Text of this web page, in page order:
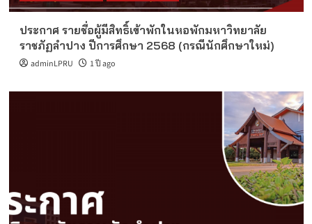
ประกาศ รายชื่อผู้มีสิทธิ์เข้าพักในหอพักมหาวิทยาลัย
ราชภัฏลำปาง ปีการศึกษา 2568 (กรณีนักศึกษาใหม่)
adminLPRU 1 ปี ago